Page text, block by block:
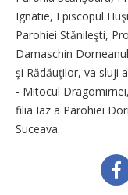
Ignatie, Episcopul
Parohiei Stănileşti,
Damaschin
şi Rădăuţilor, va sluji
- Mitocul
filia Iaz a Parohiei
Suceava.